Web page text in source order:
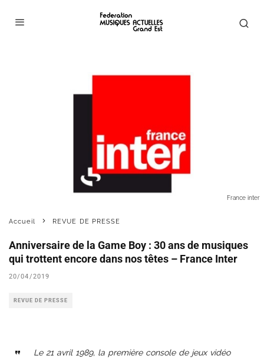
France inter
Accueil REVUE DE PRESSE
Anniversaire de la Game Boy : 30 ans de musiques
qui trottent encore dans nos têtes – France Inter
20/04/2019
REVUE DE PRESSE
Le 21 avril 1989, la première console de jeux vidéo